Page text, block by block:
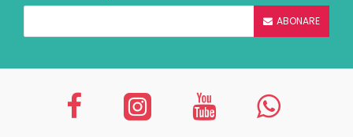
ABONARE